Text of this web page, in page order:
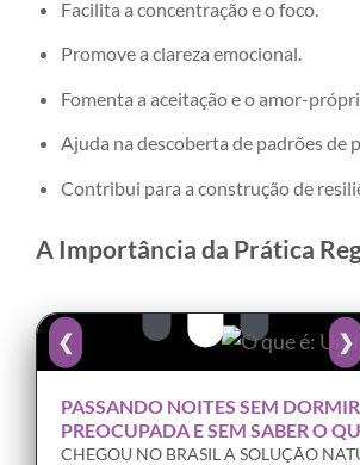
Facilita a concentração e o foco.
Promove a clareza emocional.
Fomenta a aceitação e o amor-
Ajuda na descoberta de padrões de
Contribui para a construção de
A Importância da Prática
❮ ❯
PASSANDO NOITES SEM
PREOCUPADA E SEM SABER O
CHEGOU NO BRASIL A SOLUÇÃO